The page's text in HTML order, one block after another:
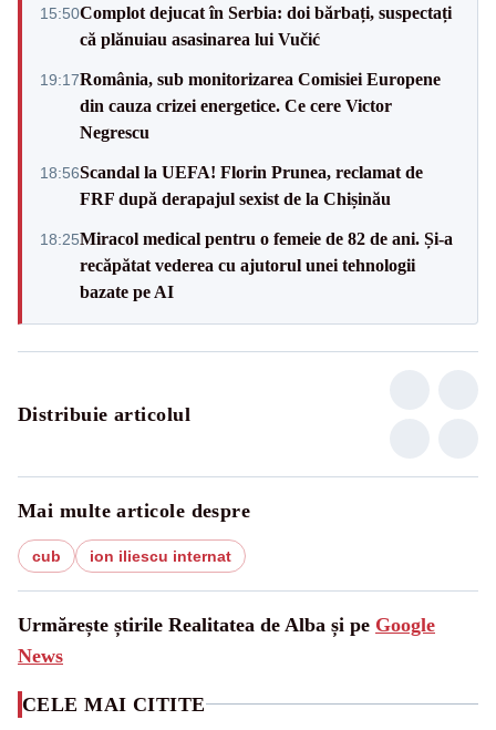
15:50Complot dejucat în Serbia: doi bărbați, suspectați
că plănuiau asasinarea lui Vučić
19:17România, sub monitorizarea Comisiei Europene
din cauza crizei energetice. Ce cere Victor
Negrescu
18:56Scandal la UEFA! Florin Prunea, reclamat de
FRF după derapajul sexist de la Chișinău
18:25Miracol medical pentru o femeie de 82 de ani. Și-a
recăpătat vederea cu ajutorul unei tehnologii
bazate pe AI
Distribuie articolul
Mai multe articole despre
cub ion iliescu internat
Urmărește știrile Realitatea de Alba și pe Google
News
CELE MAI CITITE